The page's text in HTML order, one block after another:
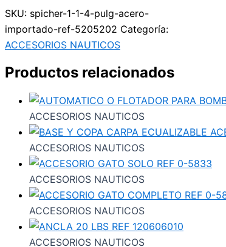
SKU: spicher-1-1-4-pulg-acero-
importado-ref-5205202 Categoría:
ACCESORIOS NAUTICOS
Productos relacionados
ACCESORIOS NAUTICOS
ACCESORIOS NAUTICOS
ACCESORIOS NAUTICOS
ACCESORIOS NAUTICOS
ACCESORIOS NAUTICOS